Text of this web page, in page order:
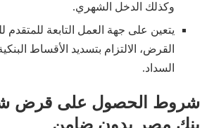
وكذلك الدخل الشهري.
يتعين على جهة العمل التابعة
القرض، الالتزام بتسديد الأقساط
السداد.
شروط الحصول على قرض